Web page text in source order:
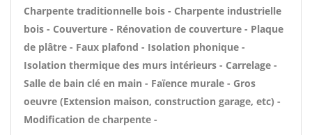
Charpente traditionnelle bois - Charpente industrielle
bois - Couverture - Rénovation de couverture - Plaque
de plâtre - Faux plafond - Isolation phonique -
Isolation thermique des murs intérieurs - Carrelage -
Salle de bain clé en main - Faïence murale - Gros
oeuvre (Extension maison, construction garage, etc) -
Modification de charpente -